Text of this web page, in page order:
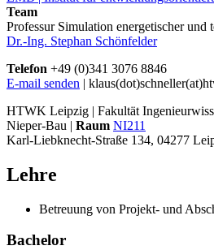
Team
Professur Simulation energetischer und
Dr.-Ing. Stephan Schönfelder
Telefon +49 (0)341 3076 8846
E-mail senden |
HTWK Leipzig | Fakultät
Nieper-Bau | Raum NI211
Karl-Liebknecht-Straße 134, 04277
Lehre
Betreuung von Projekt- und
Bachelor